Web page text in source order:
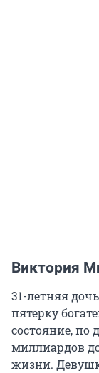
Виктория
31-летняя
пятерку
состояние, по
миллиардов
жизни.